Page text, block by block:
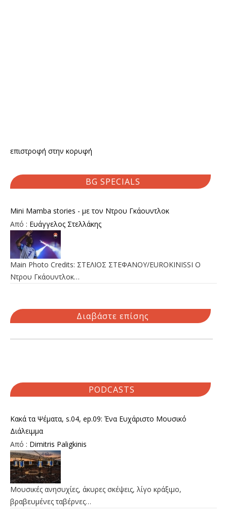
επιστροφή στην κορυφή
BG SPECIALS
Mini Mamba stories - με τον Ντρου Γκάουντλοκ
Από : Ευάγγελος Στελλάκης
Main Photo Credits: ΣΤΕΛΙΟΣ ΣΤΕΦΑΝΟΥ/EUROKINISSI Ο
Ντρου Γκάουντλοκ…
Διαβάστε επίσης
PODCASTS
Κακά τα Ψέματα, s.04, ep.09: Ένα Ευχάριστο Μουσικό
Διάλειμμα
Από : Dimitris Paligkinis
Μουσικές ανησυχίες, άκυρες σκέψεις, λίγο κράξιμο,
βραβευμένες ταβέρνες…